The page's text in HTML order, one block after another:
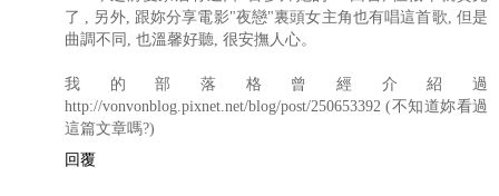
了 , 另外, 跟妳分享電影"夜戀"裏頭女主角也有唱這首歌, 但是
曲調不同, 也溫馨好聽, 很安撫人心。
我的部落格曾經介紹過
http://vonvonblog.pixnet.net/blog/post/250653392 (不知道妳看過
這篇文章嗎?)
回覆